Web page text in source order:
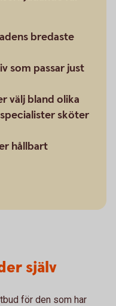
bredaste
som passar just
välj bland olika
sköter
hållbart
själv
för den som har